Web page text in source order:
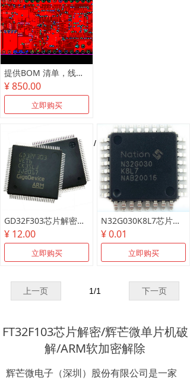
提供BOM 清单，线路板抄板，原理图制作
¥ 850.00
立即购买
上一页 下一页
/ 1
GD32F303芯片解密测试样片/可代烧录
¥ 12.00
立即购买
N32G030K8L7芯片解密测试样片
¥ 0.01
立即购买
上一页 下一页
1/1
FT32F103芯片解密/辉芒微单片机破
解/ARM软加密解除
辉芒微电子 （深圳 ）
股份有限公司是一家